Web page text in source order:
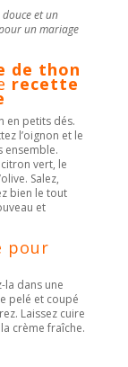
et un
un mariage
de thon
recette
en petits dés.
l’oignon et le
ensemble.
vert, le
Salez,
bien le tout
et
pour
la dans une
pelé et coupé
Laissez cuire
crème fraîche.